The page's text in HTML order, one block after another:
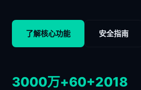
了解核心功能 安全指南
3000万+60+2018